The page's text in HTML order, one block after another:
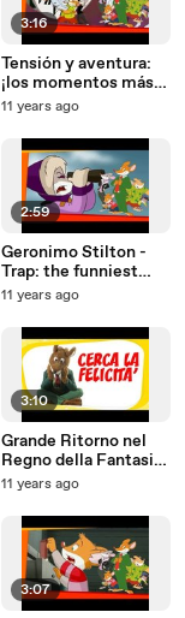
3:16
Tensión y aventura:
¡los momentos más
emocionantes!
11 years ago
2:59
Geronimo Stilton -
Trap: the funniest
moments! (Part 1)
11 years ago
3:10
Grande Ritorno nel
Regno della Fantasia
- Cerca la felicità
11 years ago
3:07